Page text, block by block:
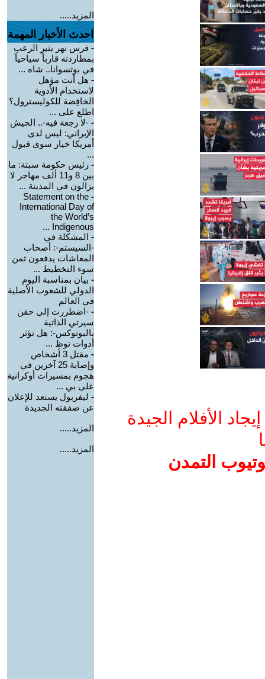
الأفلام الجيدة
التمدن
المزيد.....
احدث الأخبار المهمة
- فرس نهر يثير الرعب
بمطاردته قارباً سياحياً
في بوتسوانا.. شاه ...
- هل أنت مؤهل
لاستخدام الأدوية
الخافِضة للكوليسترول؟
اطلع على ...
- -لا رجعة فيه-.. الجيش
الإيراني: ليس لدى
أمريكا خيار سوى قبول
...
- رئيس حكومة سبتة: ما
بين 8 و11 ألف مهاجر لا
يزالون في المدينة ...
-
Statement on the
International Day of
the World’s
Indigenous ...
- المشكلة في
-السيستم-: أصحاب
المعاشات يدفعون ثمن
سوء التخطيط ...
- بيان بمناسبة اليوم
الدولي للشعوب الأصلية
في العالم
- -اضطررت إلى حقن
سيرتي الذاتية
بالبوتوكس-: هل تؤثر
أدوات توظ ...
-
مقتل 3 أشخاص
وإصابة 25 آخرين في
هجوم بمسيرات أوكرانية
على بي ...
- ليفربول يستعد للإعلان
عن صفقته الجديدة
المزيد.....
المزيد.....